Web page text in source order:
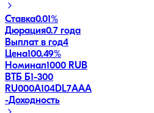
Ставка0.01%
Дюрация0.7 года
Выплат в год4
Цена100.49%
Номинал1000 RUB
ВТБ Б1-300
RU000A104DL7AAA
-Доходность